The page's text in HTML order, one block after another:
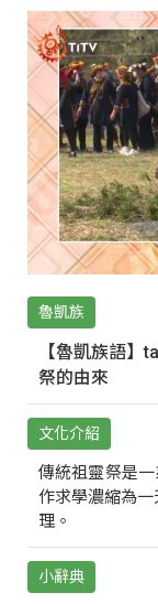
魯凱族
【魯凱族語】
祭的由來
文化介紹
傳統祖靈祭是
作求學濃縮為一
理。
小辭典